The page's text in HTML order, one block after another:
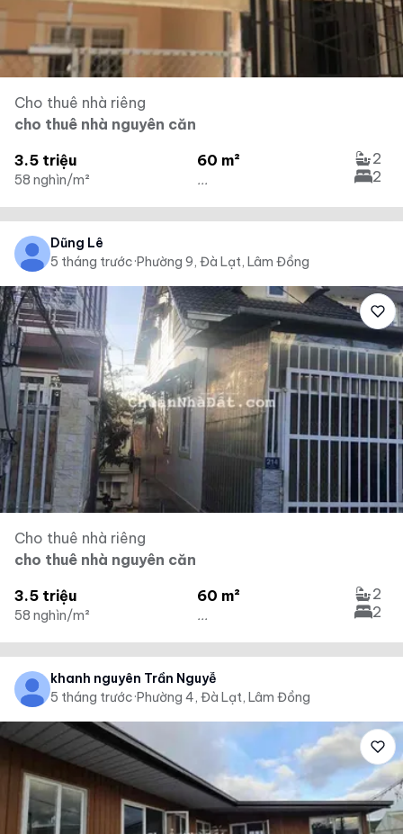
Cho thuê nhà riêng
cho thuê nhà nguyên căn
3.5 triệu
58 nghìn/m²
60 m²
...
2
2
Dũng Lê
5 tháng trước·Phường 9, Đà Lạt, Lâm Đồng
Cho thuê nhà riêng
cho thuê nhà nguyên căn
3.5 triệu
58 nghìn/m²
60 m²
...
2
2
khanh nguyên Trần Nguyễ
5 tháng trước·Phường 4, Đà Lạt, Lâm Đồng